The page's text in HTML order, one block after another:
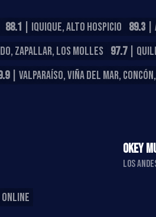
88.1 | IQUIQUE, ALTO HOSPICIO 89.3 |
ZAPALLAR, LOS MOLLES 97.7|
| VALPARAÍSO, VIÑA DEL MAR,
OKEY
LOS